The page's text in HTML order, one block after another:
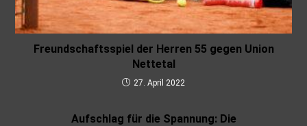
Freundschaftsspiel der Herren 55 gegen Union
Nettetal
27. April 2022
Aufschlag für die Spannung: Die